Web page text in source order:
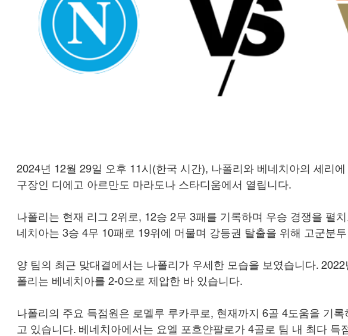
2024년 12월 29일 오후 11시(한국 시간), 나폴리와 베네치아의 세리
구장인 디에고 아르만도 마라도나 스타디움에서 열립니다.
나폴리는 현재 리그 2위로, 12승 2무 3패를 기록하며 우승 경쟁을 펼
네치아는 3승 4무 10패로 19위에 머물며 강등권 탈출을 위해 고군분
양 팀의 최근 맞대결에서는 나폴리가 우세한 모습을 보였습니다.
폴리는 베네치아를 2-0으로 제압한 바 있습니다.
나폴리의 주요 득점원은 로멜루 루카쿠로, 현재까지 6골 4도움을 기
고 있습니다. 베네치아에서는 요엘 포흐얀팔로가 4골로 팀 내 최다 득